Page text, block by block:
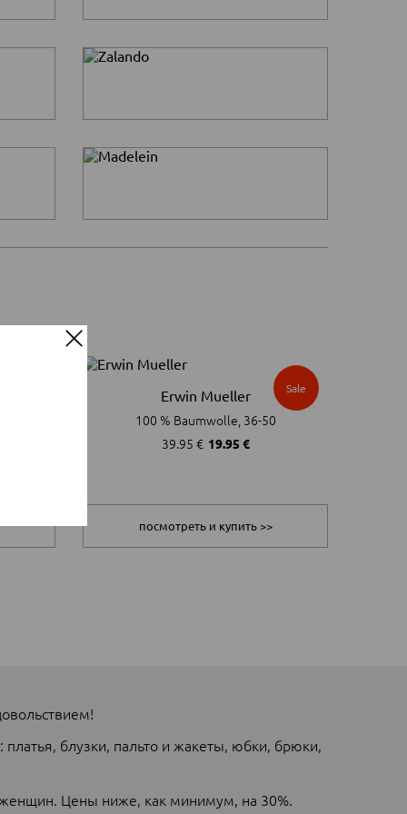
Erwin Mueller
100 % Baumwolle, 36-50
39.95 € 19.95 €
посмотреть и купить >>
Sale
платья, блузки, пальто и жакеты, юбки, брюки,
женщин. Цены ниже, как минимум, на 30%.